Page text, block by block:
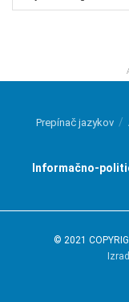
Prepínač jazykov
Informačno-
© 2021